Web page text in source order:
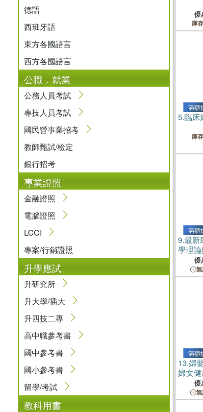
德語
西班牙語
東方各國語言
西方各國語言
公職．就業
公務人員考試
專技人員考試
國民營事業招考
教師甄試/檢定
銀行招考
專業證照
金融證照
電腦證照
LCCI
專案/行銷證照
升學應試
升研究所
升大學/插大
升四技二專
高中職參考書
國中參考書
國小參考書
留學/考試
教科用書
優
庫
滿額
5.臨床
庫
滿額
9.最新
學理
優
滿額
13.婦
婦女健
優